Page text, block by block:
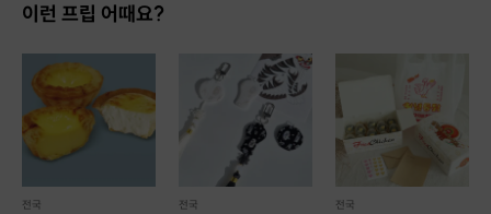
이런 프립 어때요?
전국 전국 전국